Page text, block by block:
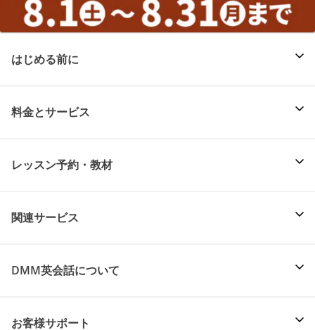
はじめる前に
料金とサービス
レッスン予約・教材
関連サービス
DMM英会話について
お客様サポート